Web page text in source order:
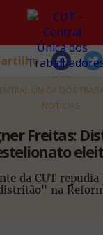
HOME
ÚNICA DOS
NOTÍCIAS
Freitas:
da CUT
na